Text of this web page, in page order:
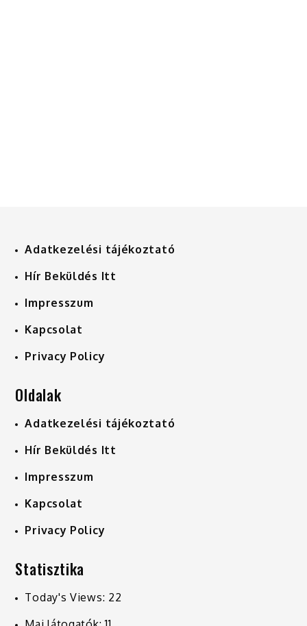
Adatkezelési tájékoztató
Hír Beküldés Itt
Impresszum
Kapcsolat
Privacy Policy
Oldalak
Adatkezelési tájékoztató
Hír Beküldés Itt
Impresszum
Kapcsolat
Privacy Policy
Statisztika
Today's Views: 22